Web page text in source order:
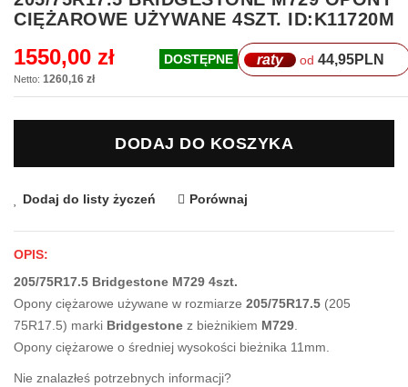
na
początek
CIĘŻAROWE UŻYWANE 4SZT. ID:K11720M
1550,00 zł
1260,16 zł
DOSTĘPNE raty od 44,95PLN
DODAJ DO KOSZYKA
Dodaj do listy życzeń Porównaj
OPIS:
205/75R17.5 Bridgestone M729 4szt.
Opony ciężarowe używane w rozmiarze 205/75R17.5 (205
75R17.5) marki Bridgestone z bieżnikiem M729.
Opony ciężarowe o średniej wysokości bieżnika 11mm.
Nie znalazłeś potrzebnych informacji?